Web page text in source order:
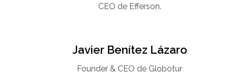
CEO de Efferson.
Javier Benítez Lázaro
Founder & CEO de Globotur​